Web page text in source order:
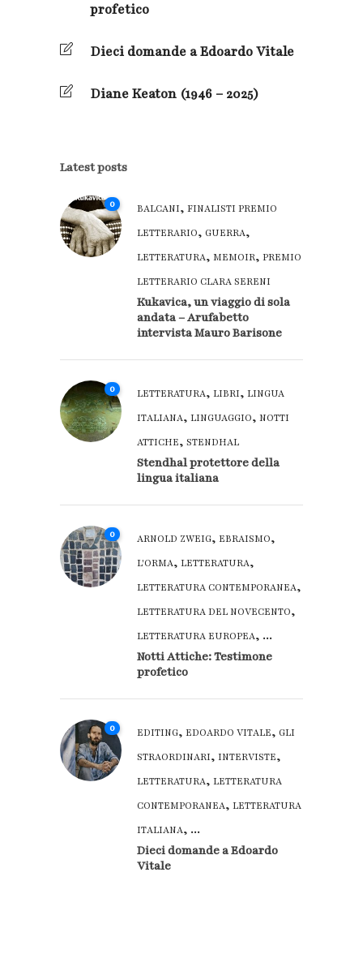
profetico
Dieci domande a Edoardo Vitale
Diane Keaton (1946 – 2025)
Latest posts
0 BALCANI, FINALISTI PREMIO
LETTERARIO, GUERRA,
LETTERATURA, MEMOIR, PREMIO
LETTERARIO CLARA SERENI
Kukavica, un viaggio di sola
andata – Arufabetto
intervista Mauro Barisone
0 LETTERATURA, LIBRI, LINGUA
ITALIANA, LINGUAGGIO, NOTTI
ATTICHE, STENDHAL
Stendhal protettore della
lingua italiana
0 ARNOLD ZWEIG, EBRAISMO,
L'ORMA, LETTERATURA,
LETTERATURA CONTEMPORANEA,
LETTERATURA DEL NOVECENTO,
LETTERATURA EUROPEA, ...
Notti Attiche: Testimone
profetico
0 EDITING, EDOARDO VITALE, GLI
STRAORDINARI, INTERVISTE,
LETTERATURA, LETTERATURA
CONTEMPORANEA, LETTERATURA
ITALIANA, ...
Dieci domande a Edoardo
Vitale